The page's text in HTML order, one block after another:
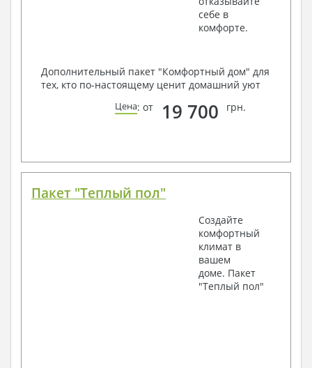
себе в
комфорте.
Дополнительный пакет "Комфортный дом" для
тех, кто по-настоящему ценит домашний уют
Цена: от 19 700 грн.
Пакет "Теплый пол"
Создайте
комфортный
климат в
вашем
доме. Пакет
"Теплый пол"